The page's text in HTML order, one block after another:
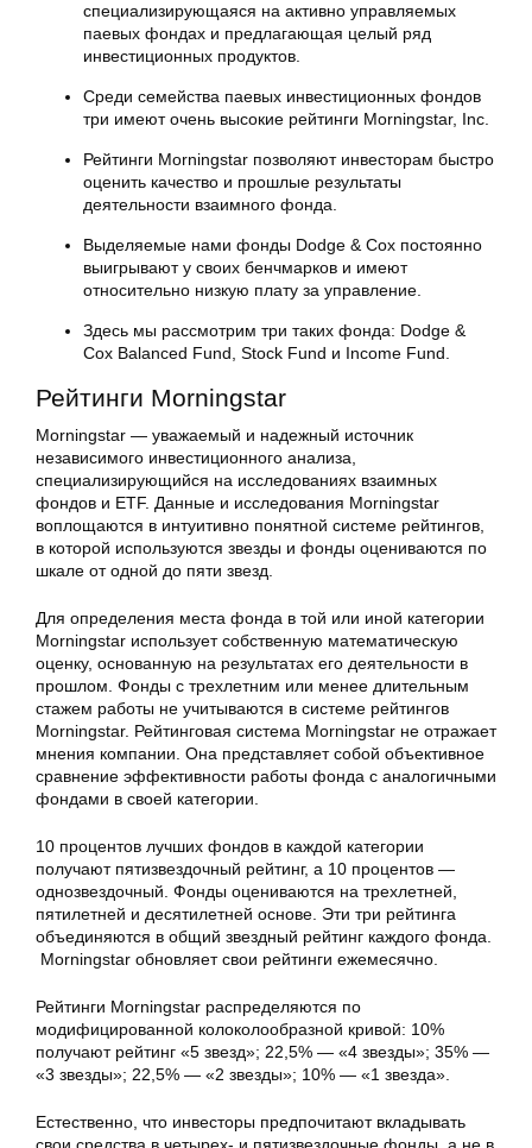
специализирующаяся на активно управляемых
паевых фондах и предлагающая целый ряд
инвестиционных продуктов.
Среди семейства паевых инвестиционных фондов
три имеют очень высокие рейтинги Morningstar, Inc.
Рейтинги Morningstar позволяют инвесторам быстро
оценить качество и прошлые результаты
деятельности взаимного фонда.
Выделяемые нами фонды Dodge & Cox постоянно
выигрывают у своих бенчмарков и имеют
относительно низкую плату за управление.
Здесь мы рассмотрим три таких фонда: Dodge &
Cox Balanced Fund, Stock Fund и Income Fund.
Рейтинги Morningstar
Morningstar — уважаемый и надежный источник
независимого инвестиционного анализа,
специализирующийся на исследованиях взаимных
фондов и ETF. Данные и исследования Morningstar
воплощаются в интуитивно понятной системе рейтингов,
в которой используются звезды и фонды оцениваются по
шкале от одной до пяти звезд.
Для определения места фонда в той или иной категории
Morningstar использует собственную математическую
оценку, основанную на результатах его деятельности в
прошлом. Фонды с трехлетним или менее длительным
стажем работы не учитываются в системе рейтингов
Morningstar. Рейтинговая система Morningstar не отражает
мнения компании. Она представляет собой объективное
сравнение эффективности работы фонда с аналогичными
фондами в своей категории.
10 процентов лучших фондов в каждой категории
получают пятизвездочный рейтинг, а 10 процентов —
однозвездочный. Фонды оцениваются на трехлетней,
пятилетней и десятилетней основе. Эти три рейтинга
объединяются в общий звездный рейтинг каждого фонда.
Morningstar обновляет свои рейтинги ежемесячно.
Рейтинги Morningstar распределяются по
модифицированной колоколообразной кривой: 10%
получают рейтинг «5 звезд»; 22,5% — «4 звезды»; 35% —
«3 звезды»; 22,5% — «2 звезды»; 10% — «1 звезда».
Естественно, что инвесторы предпочитают вкладывать